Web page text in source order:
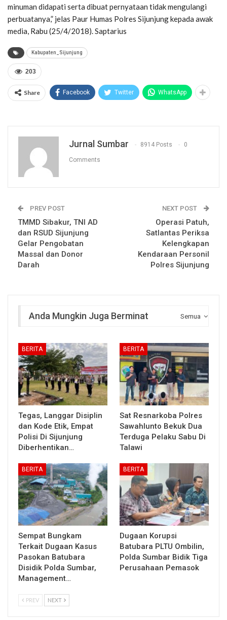
minuman didapati serta dibuat pernyataan tidak mengulangi
perbuatanya,” jelas Paur Humas Polres Sijunjung kepada awak
media, Rabu (25/4/2018). Saptarius
Kabupaten_Sijunjung
203
Share Facebook Twitter WhatsApp
Jurnal Sumbar 8914 Posts 0
Comments
PREV POST
TMMD Sibakur, TNI AD
dan RSUD Sijunjung
Gelar Pengobatan
Massal dan Donor
Darah
NEXT POST
Operasi Patuh,
Satlantas Periksa
Kelengkapan
Kendaraan Personil
Polres Sijunjung
Semua
Anda Mungkin Juga Berminat
BERITA
Tegas, Langgar Disiplin
dan Kode Etik, Empat
Polisi Di Sijunjung
Diberhentikan…
BERITA
Sat Resnarkoba Polres
Sawahlunto Bekuk Dua
Terduga Pelaku Sabu Di
Talawi
BERITA
Sempat Bungkam
Terkait Dugaan Kasus
Pasokan Batubara
Disidik Polda Sumbar,
Management…
BERITA
Dugaan Korupsi
Batubara PLTU Ombilin,
Polda Sumbar Bidik Tiga
Perusahaan Pemasok
PREV NEXT